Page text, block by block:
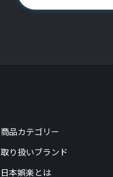
商品カテゴリー
取り扱いブランド
日本娯楽とは